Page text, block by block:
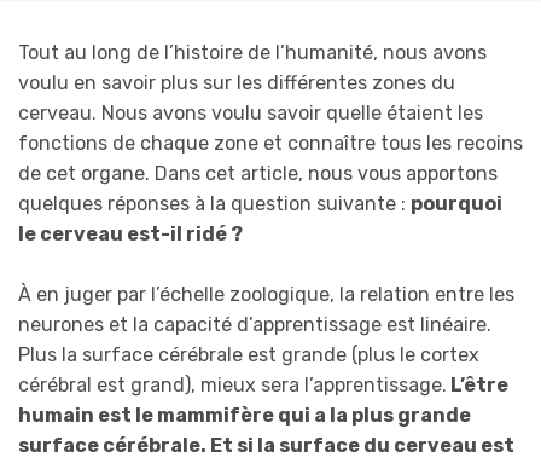
Tout au long de l’histoire de l’humanité, nous avons
voulu en savoir plus sur les différentes zones du
cerveau. Nous avons voulu savoir quelle étaient les
fonctions de chaque zone et connaître tous les recoins
de cet organe. Dans cet article, nous vous apportons
quelques réponses à la question suivante : pourquoi
le cerveau est-il ridé ?
À en juger par l’échelle zoologique, la relation entre les
neurones et la capacité d’apprentissage est linéaire.
Plus la surface cérébrale est grande (plus le cortex
cérébral est grand), mieux sera l’apprentissage. L’être
humain est le mammifère qui a la plus grande
surface cérébrale. Et si la surface du cerveau est